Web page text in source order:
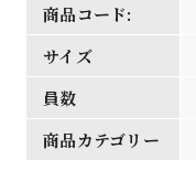
商品コード:
サイズ
員数
商品カテゴリー